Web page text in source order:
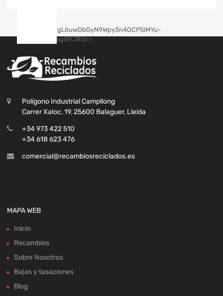
Polígono Industrial Campllong
Carrer Xaloc, 19, 25600 Balaguer, Lleida
+34 973 422 510
+34 618 623 476
comercial@recambiosreciclados.es
MAPA WEB
Inicio
Recambios
Sobre Nosotros
Bajas y tasaciones
Blog